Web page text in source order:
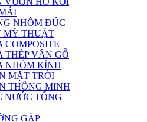
NHÔM ĐÚC
MỸ THUẬT
COMPOSITE
THÉP VÂN GỖ
NHÔM KÍNH
MẶT TRỜI
THÔNG MINH
NƯỚC TỔNG
GẶP